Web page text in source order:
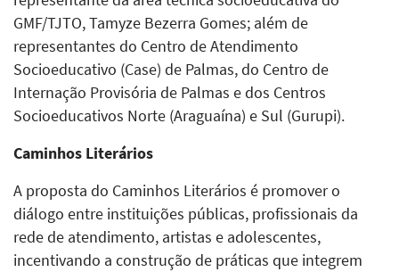
GMF/TJTO, Tamyze Bezerra Gomes; além de
representantes do Centro de Atendimento
Socioeducativo (Case) de Palmas, do Centro de
Internação Provisória de Palmas e dos Centros
Socioeducativos Norte (Araguaína) e Sul (Gurupi).
Caminhos Literários
A proposta do Caminhos Literários é promover o
diálogo entre instituições públicas, profissionais da
rede de atendimento, artistas e adolescentes,
incentivando a construção de práticas que integrem